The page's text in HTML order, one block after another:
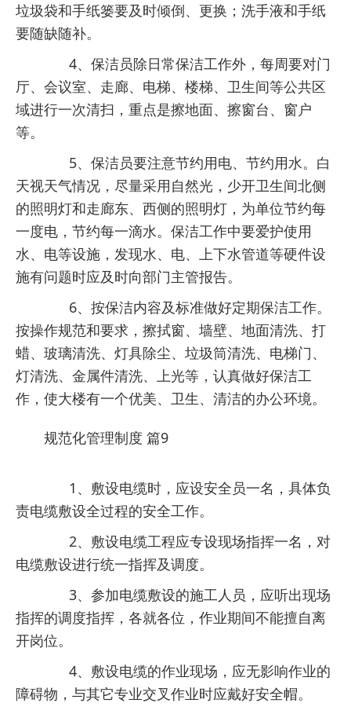
垃圾袋和手纸篓要及时倾倒、更换；洗手液和手纸
要随缺随补。
4、保洁员除日常保洁工作外，每周要对门
厅、会议室、走廊、电梯、楼梯、卫生间等公共区
域进行一次清扫，重点是擦地面、擦窗台、窗户
等。
5、保洁员要注意节约用电、节约用水。白
天视天气情况，尽量采用自然光，少开卫生间北侧
的照明灯和走廊东、西侧的照明灯，为单位节约每
一度电，节约每一滴水。保洁工作中要爱护使用
水、电等设施，发现水、电、上下水管道等硬件设
施有问题时应及时向部门主管报告。
6、按保洁内容及标准做好定期保洁工作。
按操作规范和要求，擦拭窗、墙壁、地面清洗、打
蜡、玻璃清洗、灯具除尘、垃圾筒清洗、电梯门、
灯清洗、金属件清洗、上光等，认真做好保洁工
作，使大楼有一个优美、卫生、清洁的办公环境。
规范化管理制度 篇9
1、敷设电缆时，应设安全员一名，具体负
责电缆敷设全过程的安全工作。
2、敷设电缆工程应专设现场指挥一名，对
电缆敷设进行统一指挥及调度。
3、参加电缆敷设的施工人员，应听出现场
指挥的调度指挥，各就各位，作业期间不能擅自离
开岗位。
4、敷设电缆的作业现场，应无影响作业的
障碍物，与其它专业交叉作业时应戴好安全帽。